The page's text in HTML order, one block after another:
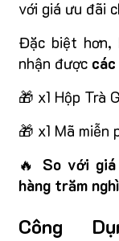
với giá ưu đãi
Đặc biệt hơn,
nhận được
🎁 x1 Hộp Trà
🎁 x1 Mã miễn
🔥 So với
hàng trăm
Công